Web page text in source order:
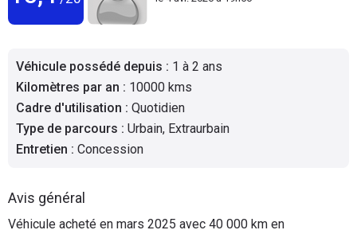
Utilitaires
Flottes
Auto
Services
Moto
Véhicule possédé depuis : 1 à 2 ans
Kilomètres par an : 10000 kms
Cadre d'utilisation : Quotidien
Type de parcours : Urbain, Extraurbain
Entretien : Concession
Avis général
Véhicule acheté en mars 2025 avec 40 000 km en